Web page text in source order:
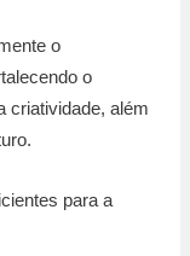
o
o
criatividade, além
para a